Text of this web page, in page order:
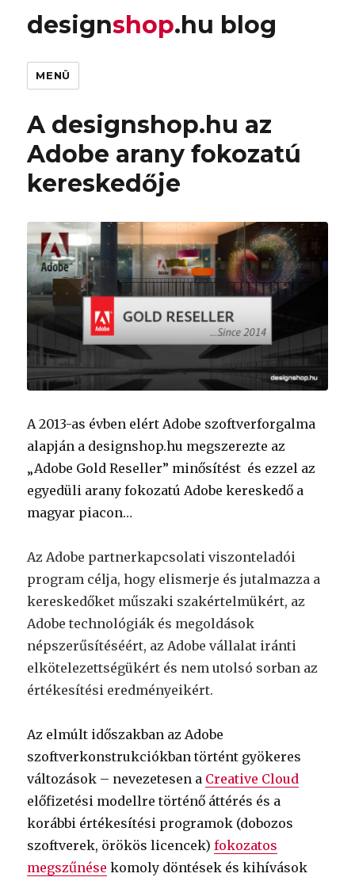
designshop.hu blog
MENÜ
A designshop.hu az
Adobe arany fokozatú
kereskedője
A 2013-as évben elért Adobe szoftverforgalma
alapján a designshop.hu megszerezte az
„Adobe Gold Reseller” minősítést és ezzel az
egyedüli arany fokozatú Adobe kereskedő a
magyar piacon…
Az Adobe partnerkapcsolati viszonteladói
program célja, hogy elismerje és jutalmazza a
kereskedőket műszaki szakértelmükért, az
Adobe technológiák és megoldások
népszerűsítéséért, az Adobe vállalat iránti
elkötelezettségükért és nem utolsó sorban az
értékesítési eredményeikért.
Az elmúlt időszakban az Adobe
szoftverkonstrukciókban történt gyökeres
változások – nevezetesen a Creative Cloud
előfizetési modellre történő áttérés és a
korábbi értékesítési programok (dobozos
szoftverek, örökös licencek)fokozatos
megszűnése komoly döntések és kihívások